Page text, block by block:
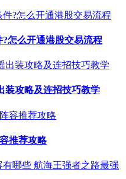
怎么开通港股交易流程
装攻略及连招技巧教学
推荐攻略